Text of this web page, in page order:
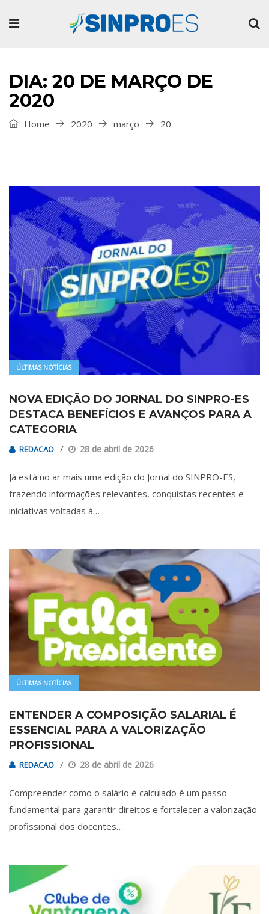
DIA: 20 DE MARÇO DE
2020
Home 2020 março 20
ÚLTIMAS NOTÍCIAS
NOVA EDIÇÃO DO JORNAL DO SINPRO-ES
DESTACA BENEFÍCIOS E AVANÇOS PARA A
CATEGORIA
REDACAO 28 de abril de 2026
Já está no ar mais uma edição do Jornal do SINPRO-ES,
trazendo informações relevantes, conquistas recentes e
iniciativas voltadas à…
ÚLTIMAS NOTÍCIAS
ENTENDER A COMPOSIÇÃO SALARIAL É
ESSENCIAL PARA A VALORIZAÇÃO
PROFISSIONAL
REDACAO 28 de abril de 2026
Compreender como o salário é calculado é um passo
fundamental para garantir direitos e fortalecer a valorização
profissional dos docentes…